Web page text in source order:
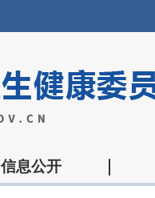
信息公开